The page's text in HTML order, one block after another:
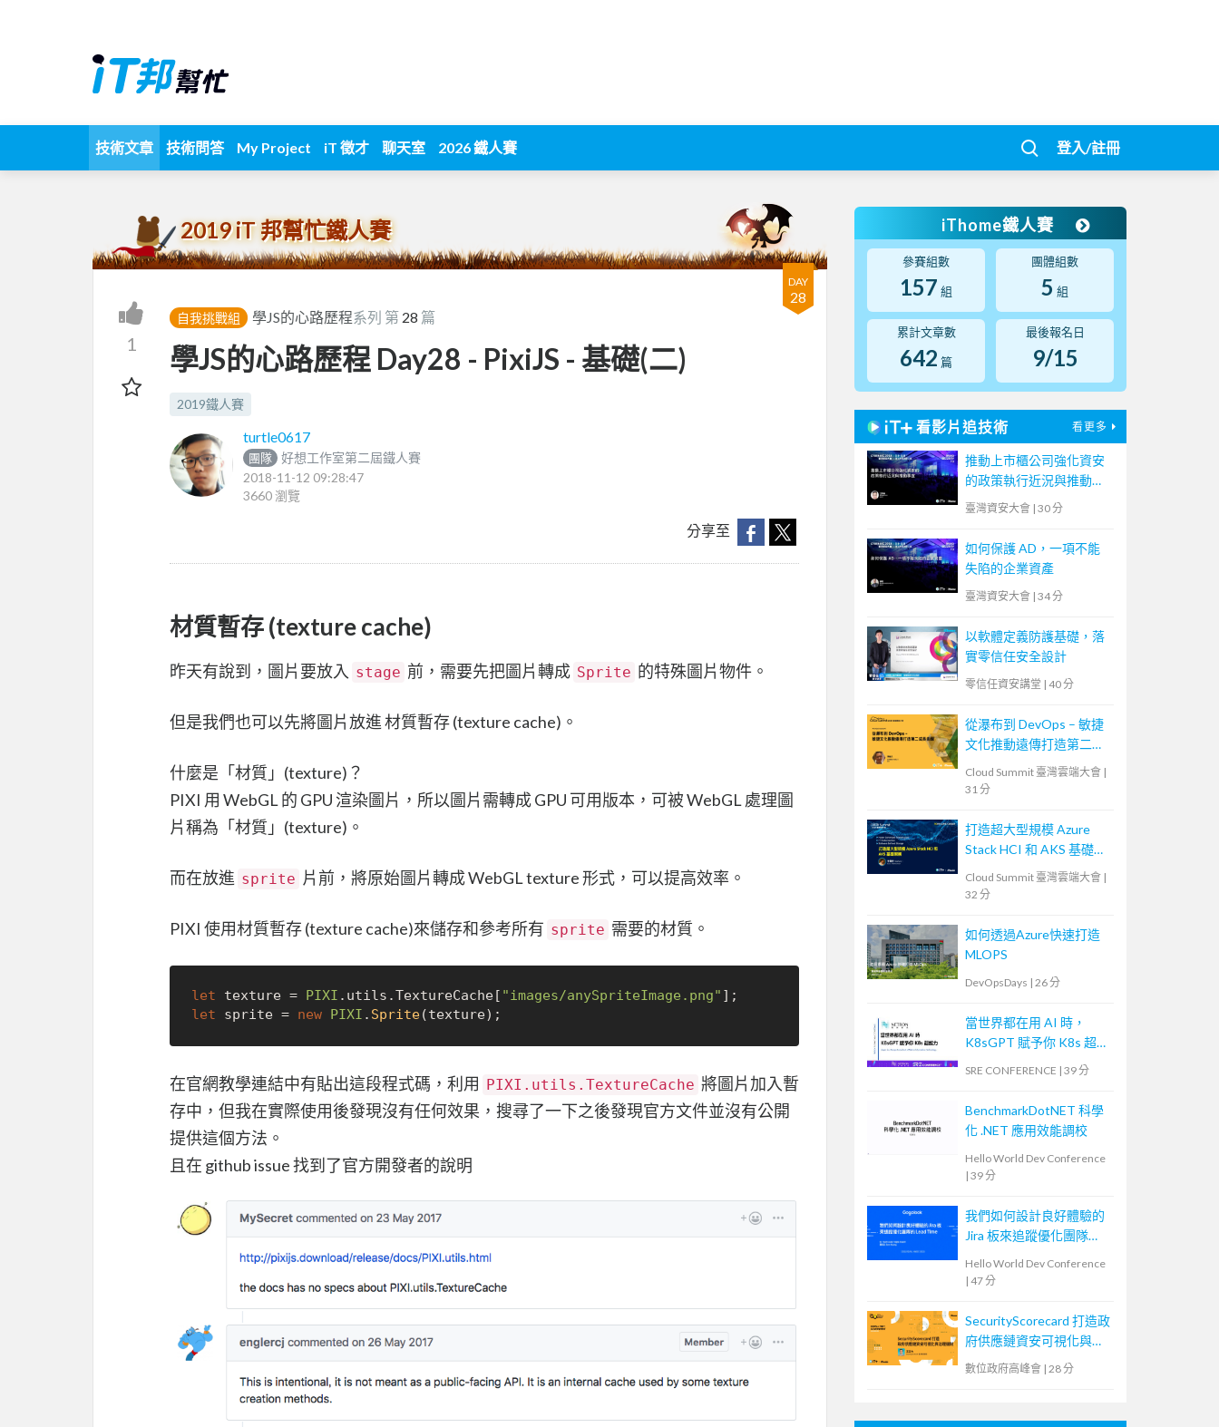
技術文章 技術問答 My Project iT 徵才 聊天室 2026 鐵人賽 登入/註冊
2019 iT 邦幫忙鐵人賽
DAY
28
1
自我挑戰組 學JS的心路歷程系列 第 28 篇
學JS的心路歷程 Day28 - PixiJS - 基礎(二)
2019鐵人賽
turtle0617
團隊
好想工作室第二屆鐵人賽
2018-11-12 09:28:47
3660 瀏覽
分享至
材質暫存 (texture cache)
昨天有說到，圖片要放入 stage 前，需要先把圖片轉成 Sprite 的特殊圖片物件。
但是我們也可以先將圖片放進 材質暫存 (texture cache)。
什麼是「材質」(texture)？
PIXI 用 WebGL 的 GPU 渲染圖片，所以圖片需轉成 GPU 可用版本，可被 WebGL 處理圖
片稱為「材質」(texture)。
而在放進 sprite 片前，將原始圖片轉成 WebGL texture 形式，可以提高效率。
PIXI 使用材質暫存 (texture cache)來儲存和參考所有 sprite 需要的材質。
let texture = PIXI . utils .TextureCache[ "images/anySpriteImage.png"
let sprite = new PIXI . Sprite
在官網教學連結中有貼出這段程式碼，利用 PIXI.utils.TextureCache 將圖片加入暫
存中，但我在實際使用後發現沒有任何效果，搜尋了一下之後發現官方文件並沒有公開
提供這個方法。
且在 github issue 找到了官方開發者的說明
iThome鐵人賽
參賽組數
157 組
團體組數
5 組
累計文章數
642 篇
最後報名日
9/15
看影片追技術 看更多
推動上市櫃公司強化資安
的政策執行近況與推動事
宜
臺灣資安大會 | 30 分
如何保護 AD，一項不能
失陷的企業資產
臺灣資安大會 | 34 分
以軟體定義防護基礎，落
實零信任安全設計
零信任資安講堂 | 40 分
從瀑布到 DevOps – 敏捷
文化推動遠傳打造第二成
Cloud Summit 臺灣雲端大會 |
31 分
打造超大型規模 Azure
Stack HCI 和 AKS 基礎架
Cloud Summit 臺灣雲端大會 |
32 分
如何透過Azure快速打造
MLOPS
DevOpsDays | 26 分
當世界都在用 AI 時，
K8sGPT 賦予你 K8s 超能
SRE CONFERENCE | 39 分
BenchmarkDotNET 科學
化 .NET 應用效能調校
Hello World Dev Conference
| 39 分
我們如何設計良好體驗的
Jira 板來追蹤優化團隊
Hello World Dev Conference
| 47 分
SecurityScorecard 打造政
府供應鏈資安可視化與治
理機制
數位政府高峰會 | 28 分